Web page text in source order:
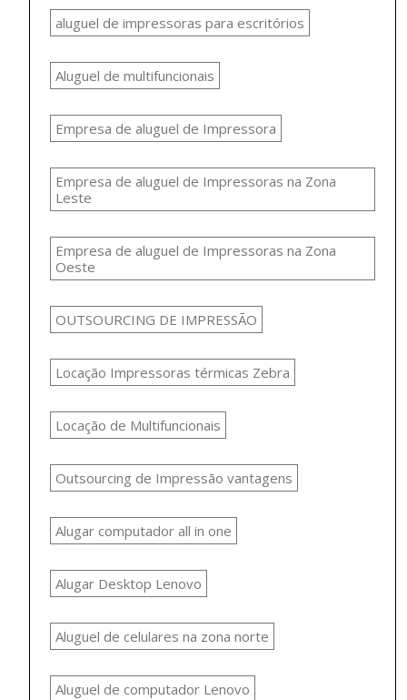
aluguel de impressoras para escritórios
Aluguel de multifuncionais
Empresa de aluguel de Impressora
Empresa de aluguel de Impressoras na Zona
Leste
Empresa de aluguel de Impressoras na Zona
Oeste
OUTSOURCING DE IMPRESSÃO
Locação Impressoras térmicas Zebra
Locação de Multifuncionais
Outsourcing de Impressão vantagens
Alugar computador all in one
Alugar Desktop Lenovo
Aluguel de celulares na zona norte
Aluguel de computador Lenovo